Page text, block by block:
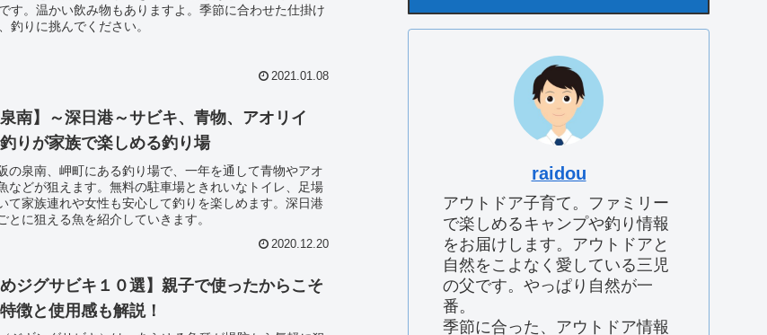
す。温かい飲み物もありますよ。季節に合わせた仕掛け
釣りに挑んでください。
2021.01.08
泉南】～深日港～サビキ、青物、アオリイ
りが家族で楽しめる釣り場
の泉南、岬町にある釣り場で、一年を通して青物やアオ
などが狙えます。無料の駐車場ときれいなトイレ、足場
て家族連れや女性も安心して釣りを楽しめます。深日港
とに狙える魚を紹介していきます。
2020.12.20
めジグサビキ１０選】親子で使ったからこそ
徴と使用感も解説！
raidou
アウトドア子育て。ファミリー
で楽しめるキャンプや釣り情報
をお届けします。アウトドアと
自然をこよなく愛している三児
の父です。やっぱり自然が一
番。
季節に合った、アウトドア情報